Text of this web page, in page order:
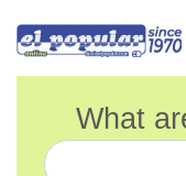
What